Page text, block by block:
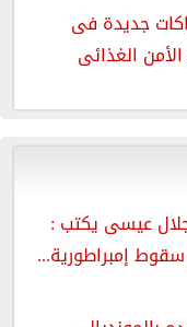
جديدة فى
الأمن الغذائى
عيسى يكتب :
إمبراطورية...